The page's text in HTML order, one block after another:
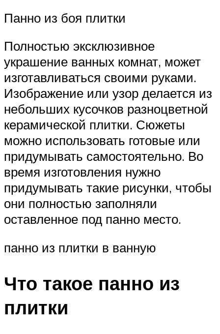
Панно из боя плитки
Полностью эксклюзивное
украшение ванных комнат, может
изготавливаться своими руками.
Изображение или узор делается из
небольших кусочков разноцветной
керамической плитки. Сюжеты
можно использовать готовые или
придумывать самостоятельно. Во
время изготовления нужно
придумывать такие рисунки, чтобы
они полностью заполняли
оставленное под панно место.
панно из плитки в ванную
Что такое панно из
плитки